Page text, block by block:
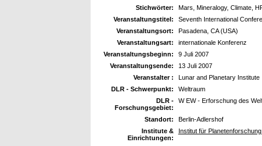
Stichwörter:
Mars, Mineralogy, Climate,
Veranstaltungstitel:
Seventh International
Veranstaltungsort:
Pasadena, CA (USA)
Veranstaltungsart:
internationale Konferenz
Veranstaltungsbeginn:
9 Juli 2007
Veranstaltungsende:
13 Juli 2007
Veranstalter :
Lunar and Planetary Institute
DLR - Schwerpunkt:
Weltraum
DLR -
Forschungsgebiet:
W EW - Erforschung des
Standort:
Berlin-Adlershof
Institute &
Einrichtungen:
Institut für